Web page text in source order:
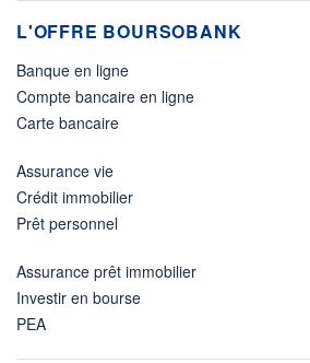
L'OFFRE BOURSOBANK
Banque en ligne
Compte bancaire en ligne
Carte bancaire
Assurance vie
Crédit immobilier
Prêt personnel
Assurance prêt immobilier
Investir en bourse
PEA